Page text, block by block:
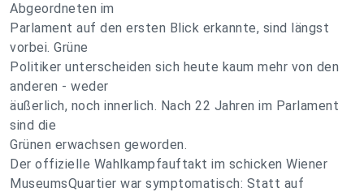
Abgeordneten im
Parlament auf den ersten Blick erkannte, sind längst
vorbei. Grüne
Politiker unterscheiden sich heute kaum mehr von den
anderen - weder
äußerlich, noch innerlich. Nach 22 Jahren im Parlament
sind die
Grünen erwachsen geworden.
Der offizielle Wahlkampfauftakt im schicken Wiener
MuseumsQuartier war symptomatisch: Statt auf